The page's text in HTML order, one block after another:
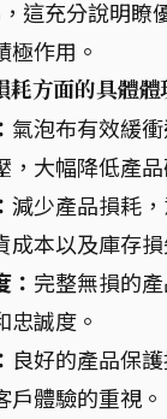
這充分說明瞭
極作用。
方面的具體體
氣泡布有效緩
，大幅降低產品
減少產品損耗
成本以及庫存損
完整無損的
忠誠度。
良好的產品保
戶體驗的重視。